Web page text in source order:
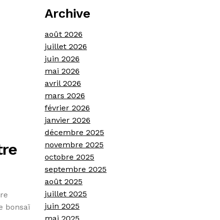
bonsaï
Archive
août 2026
juillet 2026
juin 2026
mai 2026
avril 2026
mars 2026
février 2026
janvier 2026
décembre 2025
novembre 2025
octobre 2025
septembre 2025
août 2025
juillet 2025
juin 2025